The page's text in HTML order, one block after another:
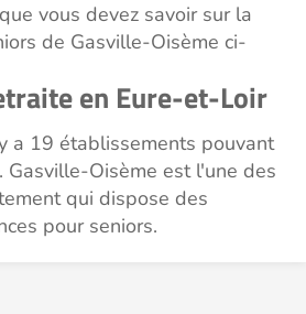
vous devez savoir sur la
de Gasville-Oisème ci-
en Eure-et-Loir
a 19 établissements pouvant
Gasville-Oisème est l'une des
qui dispose des
pour seniors.